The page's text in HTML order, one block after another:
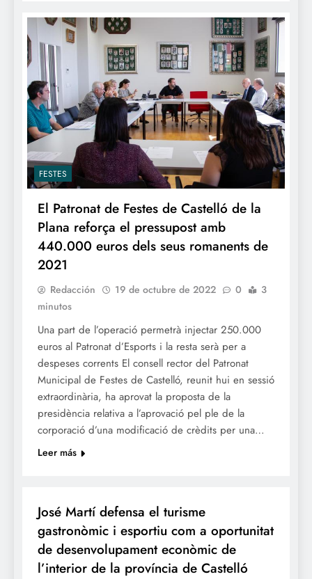
FESTES
El Patronat de Festes de Castelló de la
Plana reforça el pressupost amb
440.000 euros dels seus romanents de
2021
Redacción 19 de octubre de 2022 0
3
minutos
Una part de l’operació permetrà injectar 250.000
euros al Patronat d’Esports i la resta serà per a
despeses corrents El consell rector del Patronat
Municipal de Festes de Castelló, reunit hui en sessió
extraordinària, ha aprovat la proposta de la
presidència relativa a l’aprovació pel ple de la
corporació d’una modificació de crèdits per una…
Leer más
José Martí defensa el turisme
gastronòmic i esportiu com a oportunitat
de desenvolupament econòmic de
l’interior de la província de Castelló